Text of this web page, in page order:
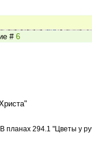
#6
294.1 "Цветы у